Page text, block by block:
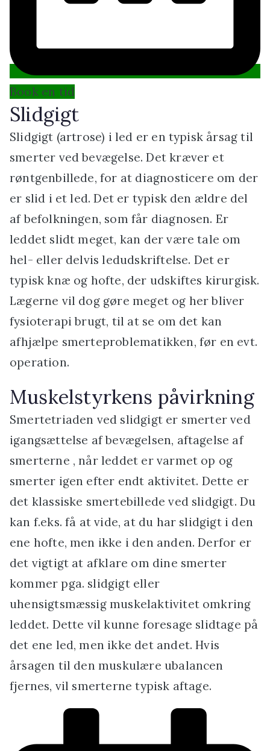
Book en tid
Slidgigt
Slidgigt (artrose) i led er en typisk årsag til
smerter ved bevægelse. Det kræver et
røntgenbillede, for at diagnosticere om der
er slid i et led. Det er typisk den ældre del
af befolkningen, som får diagnosen. Er
leddet slidt meget, kan der være tale om
hel- eller delvis ledudskriftelse. Det er
typisk knæ og hofte, der udskiftes kirurgisk.
Lægerne vil dog gøre meget og her bliver
fysioterapi brugt, til at se om det kan
afhjælpe smerteproblematikken, før en evt.
operation.
Muskelstyrkens påvirkning
Smertetriaden ved slidgigt er smerter ved
igangsættelse af bevægelsen, aftagelse af
smerterne , når leddet er varmet op og
smerter igen efter endt aktivitet. Dette er
det klassiske smertebillede ved slidgigt. Du
kan f.eks. få at vide, at du har slidgigt i den
ene hofte, men ikke i den anden. Derfor er
det vigtigt at afklare om dine smerter
kommer pga. slidgigt eller
uhensigtsmæssig muskelaktivitet omkring
leddet. Dette vil kunne foresage slidtage på
det ene led, men ikke det andet. Hvis
årsagen til den muskulære ubalancen
fjernes, vil smerterne typisk aftage.